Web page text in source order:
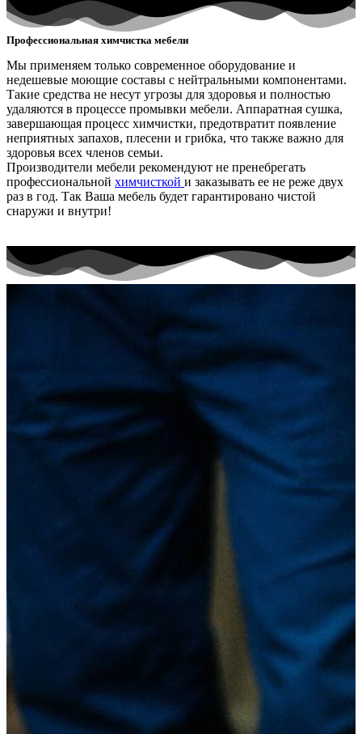
Профессиональная химчистка мебели
Мы применяем только современное оборудование и
недешевые моющие составы с нейтральными компонентами.
Такие средства не несут угрозы для здоровья и полностью
удаляются в процессе промывки мебели. Аппаратная сушка,
завершающая процесс химчистки, предотвратит появление
неприятных запахов, плесени и грибка, что также важно для
здоровья всех членов семьи.
Производители мебели рекомендуют не пренебрегать
профессиональной химчисткой и заказывать ее не реже двух
раз в год. Так Ваша мебель будет гарантировано чистой
снаружи и внутри!